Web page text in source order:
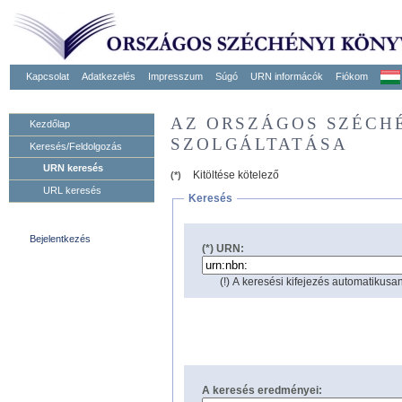
Kapcsolat Adatkezelés Impresszum Súgó URN informácók Fiókom
Kezdőlap
Keresés/Feldolgozás
URN keresés
URL keresés
Bejelentkezés
AZ ORSZÁGOS
SZOLGÁLTATÁSA
(*)
Kitöltése kötelező
Keresés
(*) URN:
(!) A keresési kifejezés
A keresés eredményei: